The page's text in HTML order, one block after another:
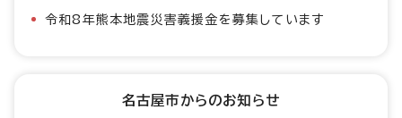
令和8年熊本地震災害義援金を募集しています
名古屋市からのお知らせ